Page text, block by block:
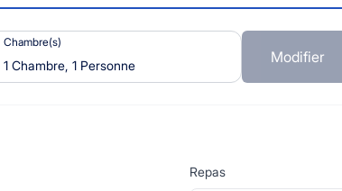
Chambre(s)
1 Chambre, 1 Personne Modifier
Repas